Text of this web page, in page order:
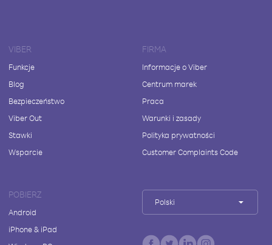
VIBER
Funkcje
Blog
Bezpieczeństwo
Viber Out
Stawki
Wsparcie
FIRMA
Informacje o Viber
Centrum marek
Praca
Warunki i zasady
Polityka prywatności
Customer Complaints Code
POBIERZ
Android
iPhone & iPad
Polski